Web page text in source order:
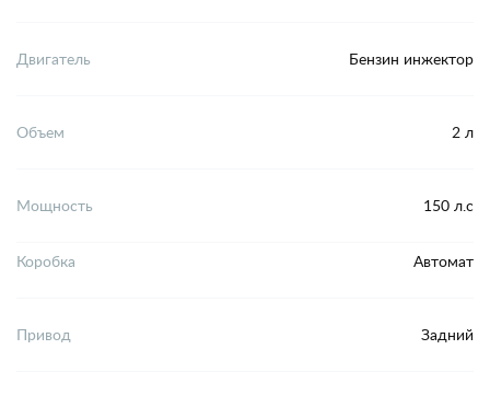
Двигатель Бензин инжектор
Объем 2 л
Мощность 150 л.с
Коробка Автомат
Привод Задний